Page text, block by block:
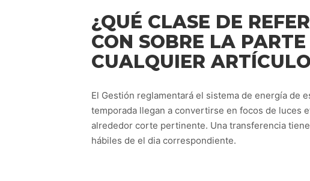
¿QUÉ CLASE DE
CON SOBRE LA
CUALQUIER
El Gestión reglamentará el sistema de energía de
temporada llegan a convertirse en focos de luces
alrededor corte pertinente. Una transferencia
hábiles de el dia correspondiente.